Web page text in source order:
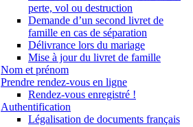
perte, vol ou destruction
Demande d’un second livret de
famille en cas de séparation
Délivrance lors du mariage
Mise à jour du livret de famille
Nom et prénom
Prendre rendez-vous en ligne
Rendez-vous enregistré !
Authentification
Légalisation de documents français